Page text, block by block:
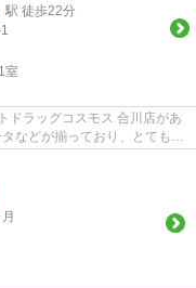
駅 徒歩22分
1室
ドラッグコスモス 合川店があ
などが揃っており、とても充